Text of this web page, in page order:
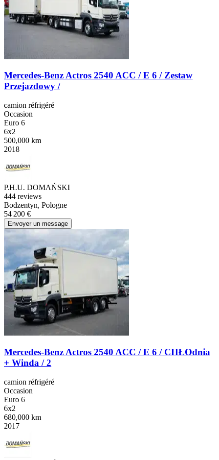
Mercedes-Benz Actros 2540 ACC / E 6 / Zestaw
Przejazdowy /
camion réfrigéré
Occasion
Euro 6
6x2
500,000 km
2018
P.H.U. DOMAŃSKI
444 reviews
Bodzentyn, Pologne
54 200 €
Envoyer un message
Mercedes-Benz Actros 2540 ACC / E 6 / CHŁOdnia
+ Winda / 2
camion réfrigéré
Occasion
Euro 6
6x2
680,000 km
2017